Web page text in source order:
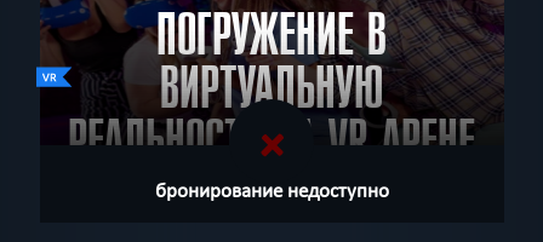
ПОГРУЖЕНИЕ В
ВИРТУАЛЬНУЮ
РЕАЛЬНОСТЬ НА VR АРЕНЕ
КАМЕЛОТ
бронирование недоступно